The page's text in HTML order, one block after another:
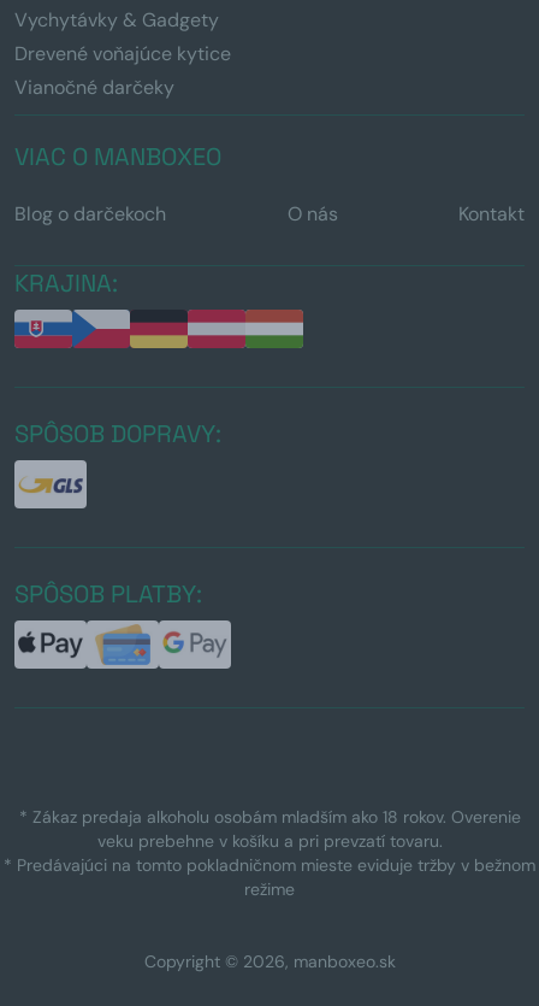
Vychytávky & Gadgety
Drevené voňajúce kytice
Vianočné darčeky
VIAC O MANBOXEO
Blog o darčekoch O nás Kontakt
KRAJINA:
SPÔSOB DOPRAVY:
SPÔSOB PLATBY:
* Zákaz predaja alkoholu osobám mladším ako 18 rokov. Overenie
veku prebehne v košíku a pri prevzatí tovaru.
* Predávajúci na tomto pokladničnom mieste eviduje tržby v bežnom
režime
Copyright © 2026, manboxeo.sk